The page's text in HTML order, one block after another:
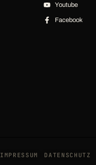
Youtube
Facebook
DATENSCHUTZ
IMPRESSUM